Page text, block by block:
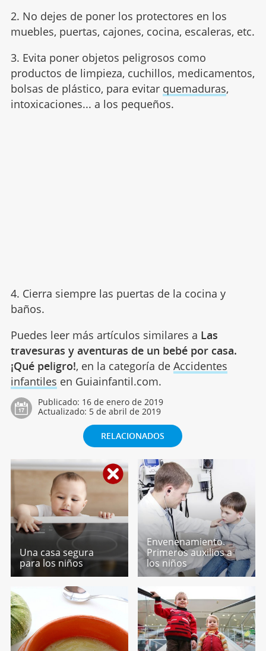
2. No dejes de poner los protectores en los
muebles, puertas, cajones, cocina, escaleras, etc.
3. Evita poner objetos peligrosos como
productos de limpieza, cuchillos, medicamentos,
bolsas de plástico, para evitar quemaduras,
intoxicaciones... a los pequeños.
4. Cierra siempre las puertas de la cocina y
baños.
Puedes leer más artículos similares a Las
travesuras y aventuras de un bebé por casa.
¡Qué peligro!, en la categoría de Accidentes
infantiles en Guiainfantil.com.
Publicado: 16 de enero de 2019
Actualizado: 5 de abril de 2019
RELACIONADOS
Una casa segura
para los niños
Envenenamiento.
Primeros auxilios a
los niños